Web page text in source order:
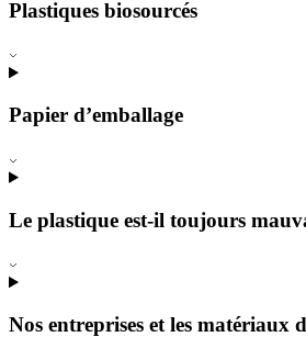
Plastiques biosourcés
Papier d’emballage
Le plastique est-il toujours
Nos entreprises et les matériaux